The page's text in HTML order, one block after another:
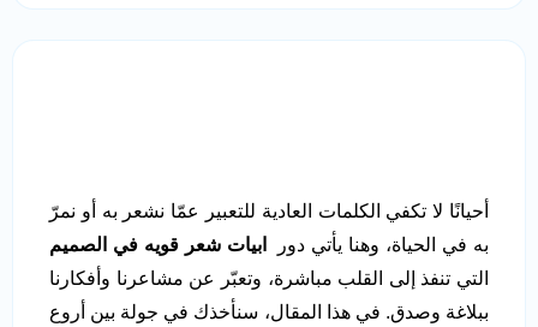
أحيانًا لا تكفي الكلمات العادية للتعبير عمّا نشعر به أو نمرّ
به في الحياة، وهنا يأتي دور
ابيات شعر قويه في الصميم
التي تنفذ إلى القلب مباشرة، وتعبّر عن مشاعرنا وأفكارنا
ببلاغة وصدق. في هذا المقال، سنأخذك في جولة بين أروع